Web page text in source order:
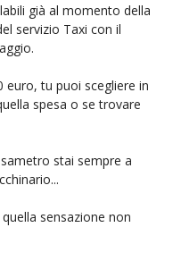
già al momento della
servizio Taxi con il
euro, tu puoi scegliere in
spesa o se trovare
stai sempre a
sensazione non